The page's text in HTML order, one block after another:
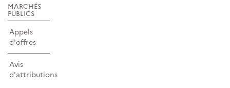
MARCHÉS
PUBLICS
Appels
d'offres
Avis
d'attributions